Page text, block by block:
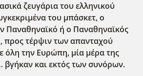
ζευγάρια του ελληνικού
του μπάσκετ, ο
Παναθηναϊκό ή ο Παναθηναϊκός
προς τέρψιν των απανταχού
όλη την Ευρώπη, μία μέρα της
βγήκαν και εκτός των συνόρων.